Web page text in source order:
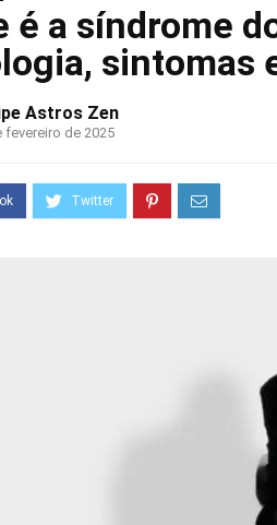
é a síndrome
sintomas
Astros Zen
fevereiro de 2025